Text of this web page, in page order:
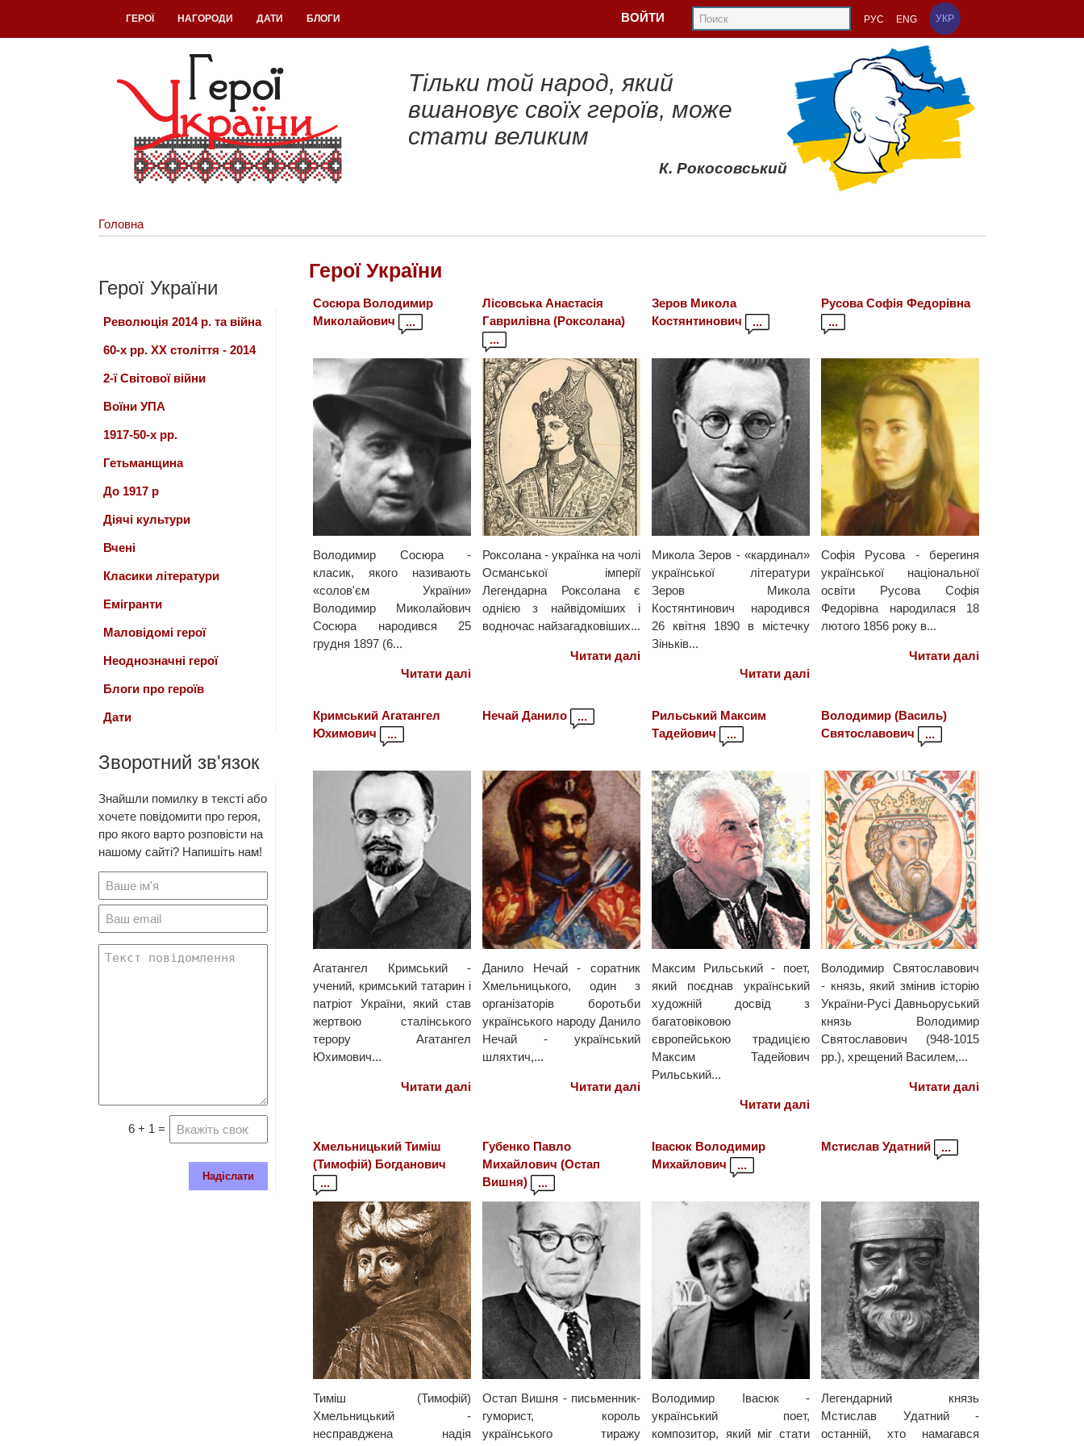
ГЕРОЇ НАГОРОДИ ДАТИ БЛОГИ ВОЙТИ РУС ENG УКР
Тільки той народ, який
вшановує своїх героїв, може
стати великим
К. Рокосовський
Головна
Герої України
Сосюра Володимир
Миколайович
...
Володимир Сосюра -
класик, якого називають
«солов'єм України»
Володимир Миколайович
Сосюра народився 25
грудня 1897 (6...
Читати далі
Лісовська Анастасія
Гаврилівна (Роксолана)
...
Роксолана - українка на чолі
Османської імперії
Легендарна Роксолана є
однією з найвідоміших і
водночас найзагадковіших...
Читати далі
Зеров Микола
Костянтинович
...
Микола Зеров - «кардинал»
української літератури
Зеров Микола
Костянтинович народився
26 квітня 1890 в містечку
Зіньків...
Читати далі
Русова Софія Федорівна
...
Софія Русова - берегиня
української національної
освіти Русова Софія
Федорівна народилася 18
лютого 1856 року в...
Читати далі
Кримський Агатангел
Юхимович
...
Агатангел Кримський -
учений, кримський татарин і
патріот України, який став
жертвою сталінського
терору Агатангел
Юхимович...
Читати далі
Нечай Данило ...
Данило Нечай - соратник
Хмельницького, один з
організаторів боротьби
українського народу Данило
Нечай - український
шляхтич,...
Читати далі
Рильський Максим
Тадейович
...
Максим Рильський - поет,
який поєднав український
художній досвід з
багатовіковою
європейською традицією
Максим Тадейович
Рильський...
Читати далі
Володимир (Василь)
Святославович
...
Володимир Святославович
- князь, який змінив історію
України-Русі Давньоруський
князь Володимир
Святославович (948-1015
рр.), хрещений Василем,...
Читати далі
Хмельницький Тиміш
(Тимофій) Богданович
...
Тиміш (Тимофій)
Хмельницький -
несправджена надія
Губенко Павло
Михайлович (Остап
Вишня)
...
Остап Вишня - письменник-
гуморист, король
українського тиражу
Івасюк Володимир
Михайлович
...
Володимир Івасюк -
український поет,
композитор, який міг стати
Мстислав Удатний ...
Легендарний князь
Мстислав Удатний -
останній, хто намагався
Герої України
Революція 2014 р. та війна
60-х рр. ХХ століття - 2014
2-ї Світової війни
Воїни УПА
1917-50-х рр.
Гетьманщина
До 1917 р
Діячі культури
Вчені
Класики літератури
Емігранти
Маловідомі герої
Неоднозначні герої
Блоги про героїв
Дати
Зворотний зв'язок
Знайшли помилку в тексті або
хочете повідомити про героя,
про якого варто розповісти на
нашому сайті? Напишіть нам!
6 + 1 =
Надіслати